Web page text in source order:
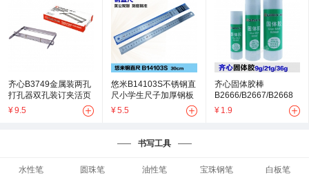
齐心B3749金属装两孔
打孔器双孔装订夹活页
文件打孔机2孔夹子A4
¥9.5
悠米B14103S不锈钢直
尺小学生尺子加厚钢板
测量工具钢尺20/30cm
¥5.5
齐心固体胶棒
B2666/B2667/B2668
旋转口红胶
¥ 1.9
书写工具
水性笔 圆珠笔 油性笔 宝珠钢笔 白板笔